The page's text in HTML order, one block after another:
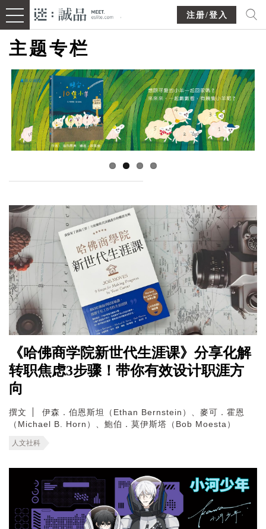
注册/登入
主题专栏
《哈佛商学院新世代生涯课》分享化解
转职焦虑3步骤！带你有效设计职涯方
向
撰文
伊森．伯恩斯坦（Ethan Bernstein）、麥可．霍恩
（Michael B. Horn）、鮑伯．莫伊斯塔（Bob Moesta）
人文社科